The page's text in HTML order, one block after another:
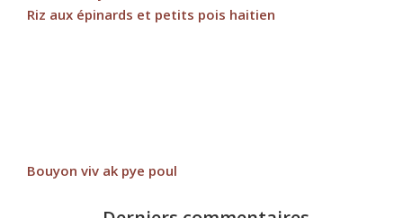
Riz aux épinards et petits pois haitien
Bouyon viv ak pye poul